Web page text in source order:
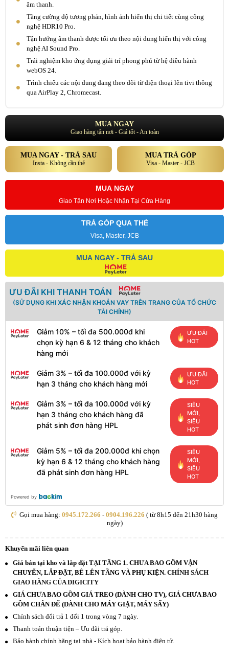
âm thanh.
Tăng cường độ tương phản, hình ảnh hiển thị chi tiết cùng công
nghệ HDR10 Pro.
Tận hưởng âm thanh được tối ưu theo nội dung hiển thị với công
nghệ AI Sound Pro.
Trải nghiệm kho ứng dụng giải trí phong phú từ hệ điều hành
webOS 24.
Trình chiếu các nội dung đang theo dõi từ điện thoại lên tivi thông
qua AirPlay 2, Chromecast.
MUA NGAY
Giao hàng tận nơi - Giá tốt - An toàn
MUA NGAY - TRẢ SAU
Insta - Không cần thẻ
MUA TRẢ GÓP
Visa - Master - JCB
MUA NGAY
Giao Tận Nơi Hoặc Nhận Tại Cửa Hàng
TRẢ GÓP QUA THẺ
Visa, Master, JCB
MUA NGAY - TRẢ SAU
ƯU ĐÃI KHI THANH TOÁN
(SỬ DỤNG KHI XÁC NHẬN KHOẢN VAY TRÊN TRANG CỦA TỔ CHỨC
TÀI CHÍNH)
Giảm 10% – tối đa 500.000đ khi
chọn kỳ hạn 6 & 12 tháng cho khách
hàng mới
ƯU ĐÃI
HOT
Giảm 3% – tối đa 100.000đ với kỳ
hạn 3 tháng cho khách hàng mới
ƯU ĐÃI
HOT
Giảm 3% – tối đa 100.000đ với kỳ
hạn 3 tháng cho khách hàng đã
phát sinh đơn hàng HPL
SIÊU
MỚI,
SIÊU
HOT
Giảm 5% – tối đa 200.000đ khi chọn
kỳ hạn 6 & 12 tháng cho khách hàng
đã phát sinh đơn hàng HPL
SIÊU
MỚI,
SIÊU
HOT
Powered by
Gọi mua hàng: 0945.172.266 - 0904.196.226 ( từ 8h15 đến 21h30 hàng
ngày)
Khuyến mãi liên quan
Giá bán tại kho và lắp đặt TẠI TẦNG 1. CHƯA BAO GỒM VẬN
CHUYỂN, LẮP ĐẶT, BÊ LÊN TẦNG VÀ PHỤ KIỆN. CHÍNH SÁCH
GIAO HÀNG CỦA DIGICITY
GIÁ CHƯA BAO GỒM GIÁ TREO (DÀNH CHO TV), GIÁ CHƯA BAO
GỒM CHÂN ĐẾ (DÀNH CHO MÁY GIẶT, MÁY SẤY)
Chính sách đổi trả 1 đổi 1 trong vòng 7 ngày.
Thanh toán thuận tiện – Ưu đãi trả góp.
Bảo hành chính hãng tại nhà - Kích hoạt bảo hành điện tử.